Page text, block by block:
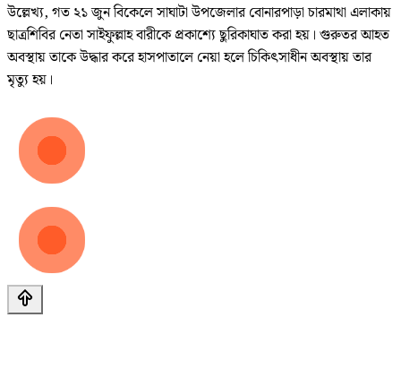
‎উল্লেখ্য, গত ২১ জুন বিকেলে সাঘাটা উপজেলার বোনারপাড়া চারমাথা এলাকায়
ছাত্রশিবির নেতা সাইফুল্লাহ বারীকে প্রকাশ্যে ছুরিকাঘাত করা হয়। গুরুতর আহত
অবস্থায় তাকে উদ্ধার করে হাসপাতালে নেয়া হলে চিকিৎসাধীন অবস্থায় তার
মৃত্যু হয়।